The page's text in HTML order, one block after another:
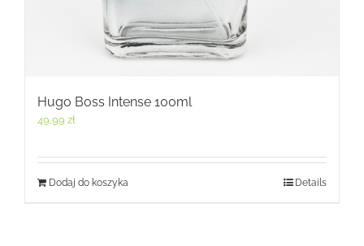
Hugo Boss Intense 100ml
49,99 zł
Dodaj do koszyka Details